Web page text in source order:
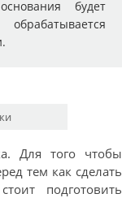
будет
Для того чтобы
тем как сделать
подготовить